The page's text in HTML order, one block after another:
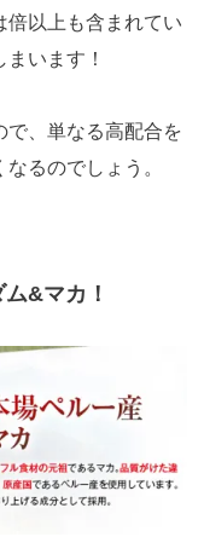
倍以上も含まれてい
います！
で、単なる高配合を
るのでしょう。
&マカ！